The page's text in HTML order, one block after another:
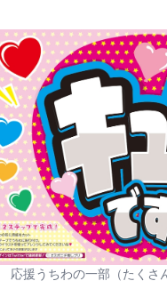
応援うちわの一部（たくさ